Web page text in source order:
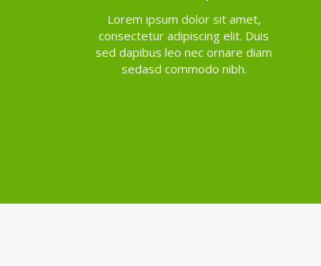
Lorem ipsum dolor sit amet,
consectetur adipiscing elit. Duis
sed dapibus leo nec ornare diam
sedasd commodo nibh.